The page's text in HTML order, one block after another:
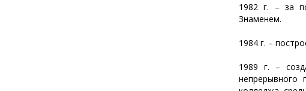
1982 г. – за
Знаменем.
1984 г. –
1989 г. –
непрерывного